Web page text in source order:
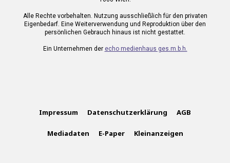
Alle Rechte vorbehalten. Nutzung ausschließlich für den privaten
Eigenbedarf. Eine Weiterverwendung und Reproduktion über den
persönlichen Gebrauch hinaus ist nicht gestattet.
Ein Unternehmen der echo medienhaus ges.m.b.h.
Impressum Datenschutzerklärung AGB
Mediadaten E-Paper Kleinanzeigen